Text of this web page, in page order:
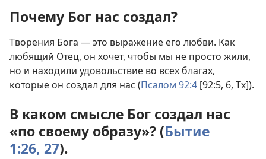
Почему Бог нас создал?
Творения Бога — это выражение его любви. Как
любящий Отец, он хочет, чтобы мы не просто жили,
но и находили удовольствие во всех благах,
которые он создал для нас (Псалом 92:4 [92:5, 6, Тх]).
В каком смысле Бог создал нас
«по своему образу»? (Бытие
1:26, 27).